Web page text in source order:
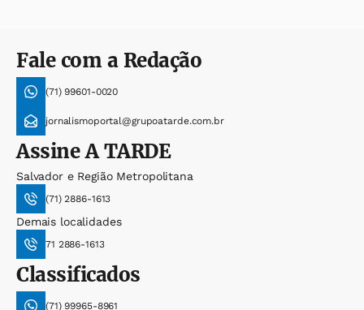
Fale com a Redação
(71) 99601-0020
jornalismoportal@grupoatarde.com.br
AssineA TARDE
Salvador e Região Metropolitana
(71) 2886-1613
Demais localidades
71 2886-1613
Classificados
(71) 99965-8961